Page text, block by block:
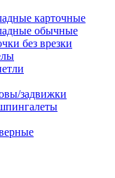
карточные
обычные
без врезки
задвижки